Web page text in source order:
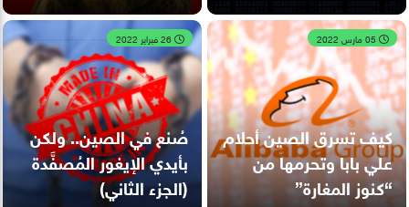
كيف تسرق الصين أحلام
علي بابا وتحرمها من
“كنوز المغارة”
صُنع في الصين.. ولكن
بأيدي الإيغور المُصفَّدة
(الجزء الثاني)